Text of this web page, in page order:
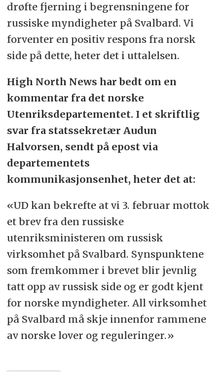
drøfte fjerning i begrensningene for
russiske myndigheter på Svalbard. Vi
forventer en positiv respons fra norsk
side på dette, heter det i uttalelsen.
High North News har bedt om en
kommentar fra det norske
Utenriksdepartementet. I et skriftlig
svar fra statssekretær Audun
Halvorsen, sendt på epost via
departementets
kommunikasjonsenhet, heter det at:
«UD kan bekrefte at vi 3. februar mottok
et brev fra den russiske
utenriksministeren om russisk
virksomhet på Svalbard. Synspunktene
som fremkommer i brevet blir jevnlig
tatt opp av russisk side og er godt kjent
for norske myndigheter. All virksomhet
på Svalbard må skje innenfor rammene
av norske lover og reguleringer.»